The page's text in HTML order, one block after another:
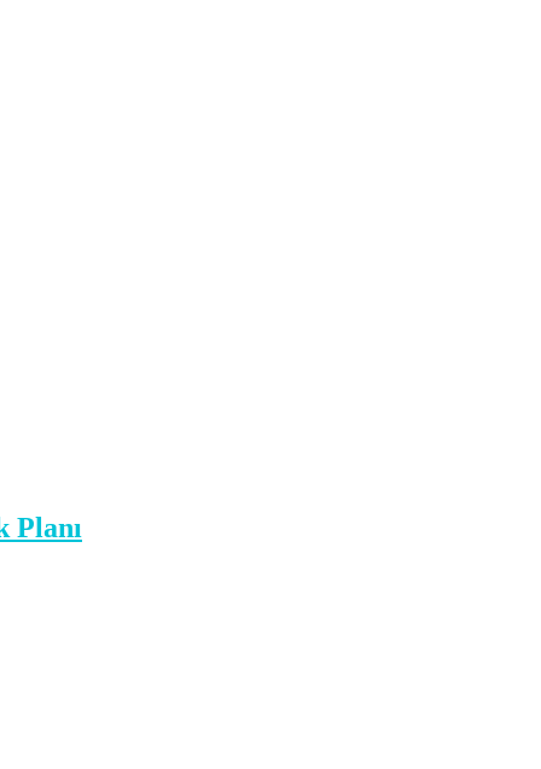
Planı